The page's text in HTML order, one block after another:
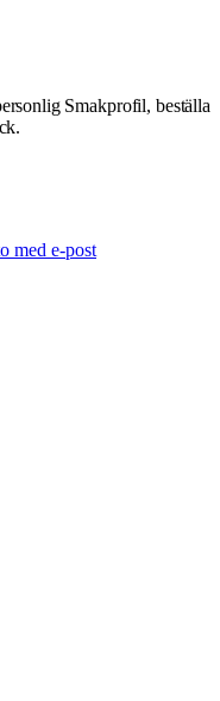
Smakprofil, beställa
med e-post